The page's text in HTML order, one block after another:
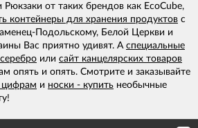
Рюкзаки от таких брендов как EcoCube,
контейнеры для хранения продуктов с
Подольскому, Белой Церкви и
Вас приятно удивят. А специальные
или сайт канцелярских товаров
опять и опять. Смотрите и заказывайте
цифрам и носки - купить необычные